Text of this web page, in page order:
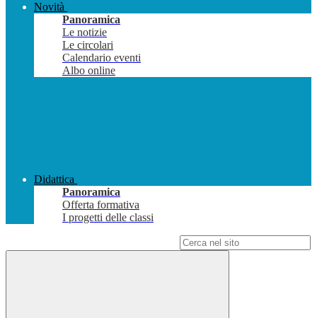
Novità
Panoramica
Le notizie
Le circolari
Calendario eventi
Albo online
Didattica
Panoramica
Offerta formativa
I progetti delle classi